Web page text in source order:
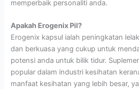
memperbaik personaliti anda.
Apakah Erogenix Pil?
Erogenix kapsul ialah peningkatan
dan berkuasa yang cukup untuk
potensi anda untuk bilik tidur.
popular dalam industri kesihatan
manfaat kesihatan yang lebih besar,